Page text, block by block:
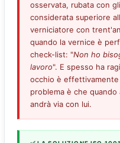
osservata, rubata con
considerata superiore
verniciatore con
quando la vernice è
check-list: "Non ho
lavoro". E spesso ha
occhio è effettivamente
problema è che
andrà via con lui.